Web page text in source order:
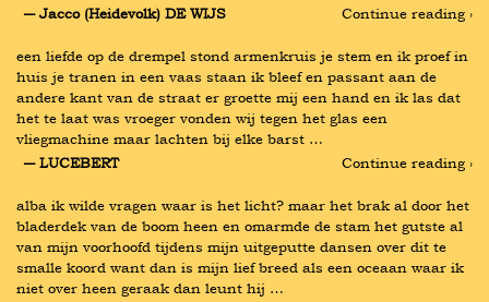
― Jacco (Heidevolk) DE WIJS
Continue reading ›
een liefde op de drempel stond armenkruis je stem en ik proef in
huis je tranen in een vaas staan ik bleef en passant aan de
andere kant van de straat er groette mij een hand en ik las dat
het te laat was vroeger vonden wij tegen het glas een
vliegmachine maar lachten bij elke barst …
― LUCEBERT
Continue reading ›
alba ik wilde vragen waar is het licht? maar het brak al door het
bladerdek van de boom heen en omarmde de stam het gutste al
van mijn voorhoofd tijdens mijn uitgeputte dansen over dit te
smalle koord want dan is mijn lief breed als een oceaan waar ik
niet over heen geraak dan leunt hij …